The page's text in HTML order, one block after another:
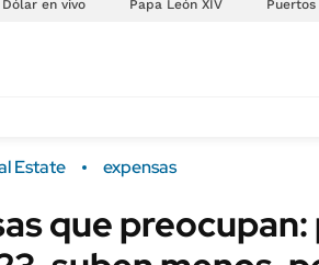
Dólar en vivo Papa León XIV Puertos
Sustentabilidad
Estate expensas
que